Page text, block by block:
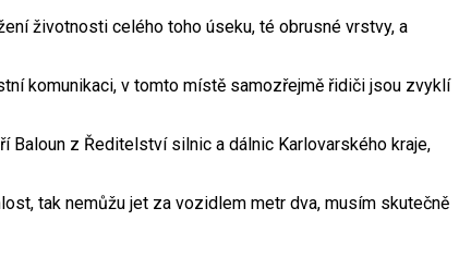
životnosti celého toho úseku, té obrusné vrstvy, a
komunikaci, v tomto místě samozřejmě řidiči jsou zvyklí
z Ředitelství silnic a dálnic Karlovarského kraje,
tak nemůžu jet za vozidlem metr dva, musím skutečně